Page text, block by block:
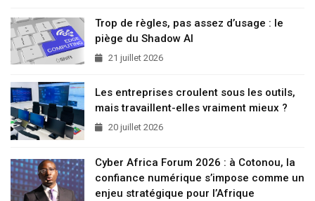
Trop de règles, pas assez d’usage : le
piège du Shadow AI
21 juillet 2026
Les entreprises croulent sous les outils,
mais travaillent-elles vraiment mieux ?
20 juillet 2026
Cyber Africa Forum 2026 : à Cotonou, la
confiance numérique s’impose comme un
enjeu stratégique pour l’Afrique